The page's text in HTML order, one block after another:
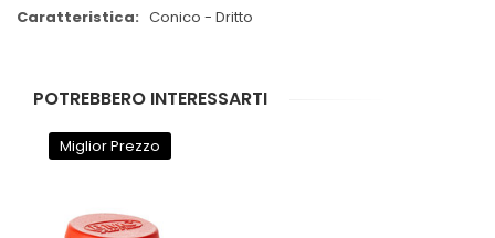
Conico - Dritto
POTREBBERO INTERESSARTI
Miglior Prezzo